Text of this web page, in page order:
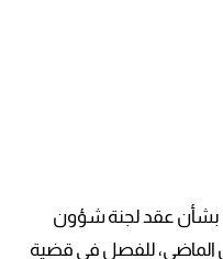
بشأن عقد لجنة شؤون
الماضى، للفصل في قضية